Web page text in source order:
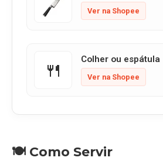
Ver na Shopee
🍴 Colher ou espátula
Ver na Shopee
🍽️ Como Servir